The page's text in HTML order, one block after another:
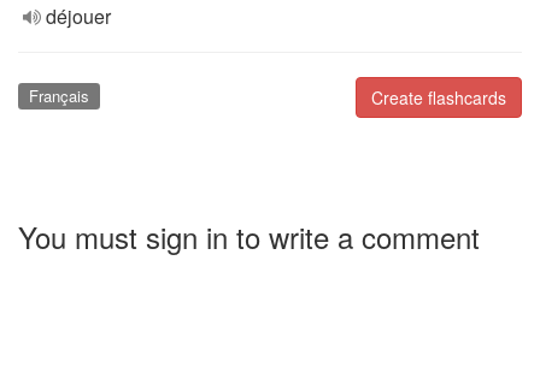
déjouer
Create flashcards
Français
You must sign in to write a comment